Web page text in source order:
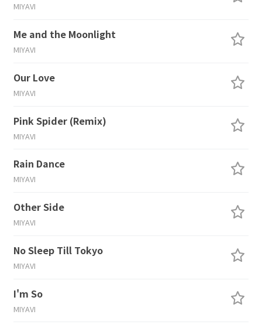
MIYAVI
Me and the Moonlight
MIYAVI
Our Love
MIYAVI
Pink Spider (Remix)
MIYAVI
Rain Dance
MIYAVI
Other Side
MIYAVI
No Sleep Till Tokyo
MIYAVI
I'm So
MIYAVI